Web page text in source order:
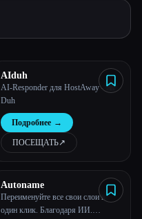
AIduh
AI-Responder для HostAway - AI
Duh
Подробнее →
ПОСЕЩАТЬ↗︎
Autoname
Переименуйте все свои слои в
один клик. Благодаря ИИ.